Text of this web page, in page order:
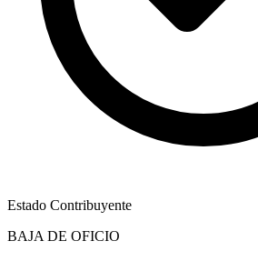
Estado Contribuyente
BAJA DE OFICIO